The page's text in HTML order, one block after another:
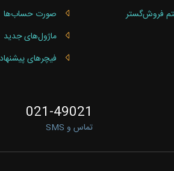
فروش‌گستر
صورت‌ حساب‌ها
ماژول‌های جدید
فیچرهای
021-49021
تماس و SMS